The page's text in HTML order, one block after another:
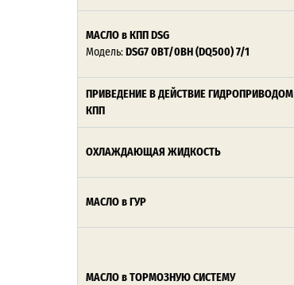
МАСЛО в КПП DSG
Модель:DSG7 0BT/0BH (DQ500) 7/1
ПРИВЕДЕНИЕ В ДЕЙСТВИЕ ГИДРОПРИВОДОМ
КПП
ОХЛАЖДАЮЩАЯ ЖИДКОСТЬ
МАСЛО в ГУР
МАСЛО в ТОРМОЗНУЮ СИСТЕМУ